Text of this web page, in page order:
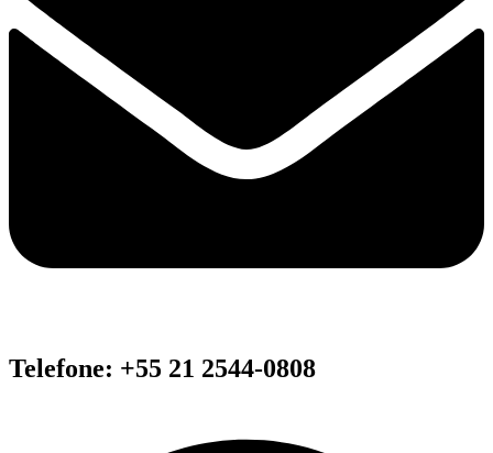
Telefone: +55 21 2544-0808